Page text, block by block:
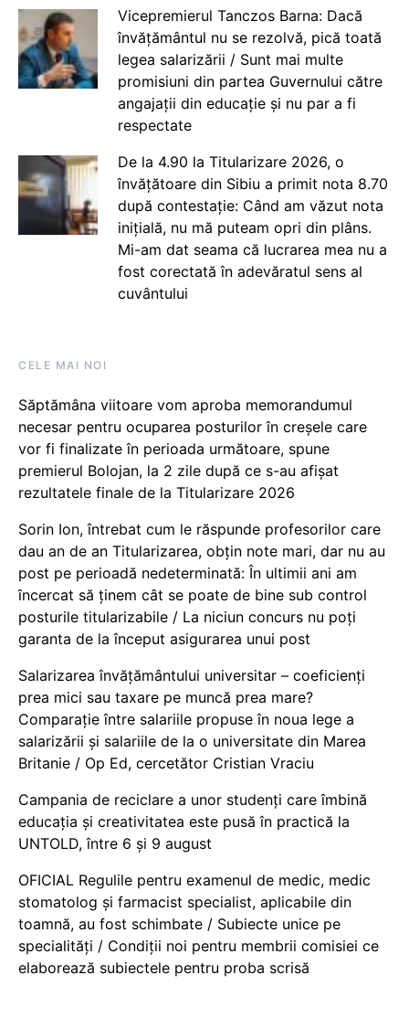
Vicepremierul Tanczos Barna: Dacă
învățământul nu se rezolvă, pică toată
legea salarizării / Sunt mai multe
promisiuni din partea Guvernului către
angajații din educație și nu par a fi
respectate
De la 4.90 la Titularizare 2026, o
învățătoare din Sibiu a primit nota 8.70
după contestație: Când am văzut nota
inițială, nu mă puteam opri din plâns.
Mi-am dat seama că lucrarea mea nu a
fost corectată în adevăratul sens al
cuvântului
CELE MAI NOI
Săptămâna viitoare vom aproba memorandumul
necesar pentru ocuparea posturilor în creșele care
vor fi finalizate în perioada următoare, spune
premierul Bolojan, la 2 zile după ce s-au afișat
rezultatele finale de la Titularizare 2026
Sorin Ion, întrebat cum le răspunde profesorilor care
dau an de an Titularizarea, obțin note mari, dar nu au
post pe perioadă nedeterminată: În ultimii ani am
încercat să ținem cât se poate de bine sub control
posturile titularizabile / La niciun concurs nu poți
garanta de la început asigurarea unui post
Salarizarea învățământului universitar – coeficienți
prea mici sau taxare pe muncă prea mare?
Comparație între salariile propuse în noua lege a
salarizării și salariile de la o universitate din Marea
Britanie / Op Ed, cercetător Cristian Vraciu
Campania de reciclare a unor studenți care îmbină
educația și creativitatea este pusă în practică la
UNTOLD, între 6 și 9 august
OFICIAL Regulile pentru examenul de medic, medic
stomatolog și farmacist specialist, aplicabile din
toamnă, au fost schimbate / Subiecte unice pe
specialități / Condiții noi pentru membrii comisiei ce
elaborează subiectele pentru proba scrisă